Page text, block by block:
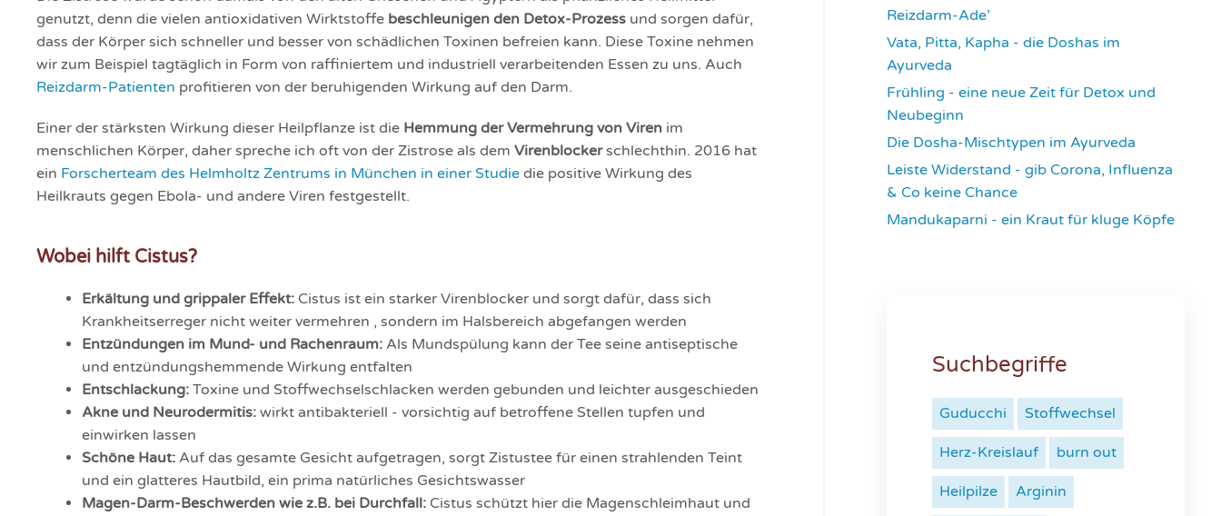
genutzt, denn die vielen antioxidativen Wirktstoffe beschleunigen den Detox-Prozess und sorgen dafür,
dass der Körper sich schneller und besser von schädlichen Toxinen befreien kann. Diese Toxine nehmen
wir zum Beispiel tagtäglich in Form von raffiniertem und industriell verarbeitenden Essen zu uns. Auch
Reizdarm-Patienten profitieren von der beruhigenden Wirkung auf den Darm.
Einer der stärksten Wirkung dieser Heilpflanze ist die Hemmung der Vermehrung von Viren im
menschlichen Körper, daher spreche ich oft von der Zistrose als dem Virenblockerschlechthin. 2016 hat
ein Forscherteam des Helmholtz Zentrums in München in einer Studie die positive Wirkung des
Heilkrauts gegen Ebola- und andere Viren festgestellt.
Wobei hilft Cistus?
Erkältung und grippaler Effekt: Cistus ist ein starker Virenblocker und sorgt dafür, dass sich
Krankheitserreger nicht weiter vermehren , sondern im Halsbereich abgefangen werden
Entzündungen im Mund- und Rachenraum: Als Mundspülung kann der Tee seine antiseptische
und entzündungshemmende Wirkung entfalten
Entschlackung: Toxine und Stoffwechselschlacken werden gebunden und leichter ausgeschieden
Akne und Neurodermitis: wirkt antibakteriell - vorsichtig auf betroffene Stellen tupfen und
einwirken lassen
Schöne Haut: Auf das gesamte Gesicht aufgetragen, sorgt Zistustee für einen strahlenden Teint
und ein glatteres Hautbild, ein prima natürliches Gesichtswasser
Magen-Darm-Beschwerden wie z.B. bei Durchfall: Cistus schützt hier die Magenschleimhaut und
Reizdarm-Ade’
Vata, Pitta, Kapha - die Doshas im
Ayurveda
Frühling - eine neue Zeit für Detox und
Neubeginn
Die Dosha-Mischtypen im Ayurveda
Leiste Widerstand - gib Corona, Influenza
& Co keine Chance
Mandukaparni - ein Kraut für kluge Köpfe
Suchbegriffe
Guducchi Stoffwechsel
Herz-Kreislauf burn out
Heilpilze Arginin